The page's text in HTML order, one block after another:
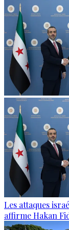
Les attaques
affirme Hakan